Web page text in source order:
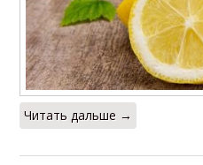
Читать дальше →